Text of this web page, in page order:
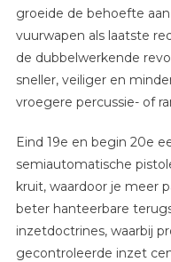
groeide de behoefte
vuurwapen als laatste
de dubbelwerkende
sneller, veiliger en
vroegere percussie- of
Eind 19e en begin 20e
semiautomatische
kruit, waardoor je meer
beter hanteerbare
inzetdoctrines, waarbij
gecontroleerde inzet